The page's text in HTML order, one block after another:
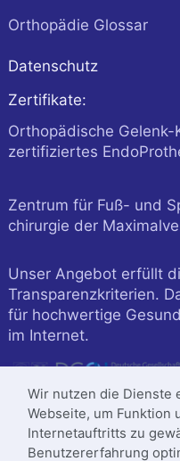
Orthopädie Glossar
Datenschutz
Zertifikate:
Orthopädische Gelenk-
zertifiziertes
Zentrum für Fuß- und
chirurgie der
Unser Angebot erfüllt
Transparenzkriterien.
für hochwertige
im Internet.
Wir nutzen die Dienste
Webseite, um Funktion
Internetauftritts zu
Benutzererfahrung